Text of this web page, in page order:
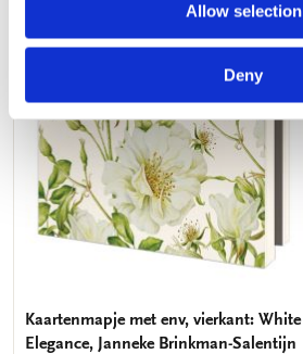
Allow selection
Deny
Kaartenmapje met env, vierkant: White
Elegance, Janneke Brinkman-Salentijn